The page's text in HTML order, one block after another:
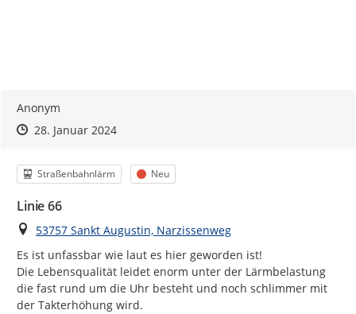
auch gern anonyme Hinweise entgegennehmen. Wenn Sie
sich trotzdem registrieren / anmelden möchten, hat das den
erhalten und Ihre Meldung nachträglich bearbeiten können.
Ihre Registrierung gilt für alle Beteiligungsmöglichkeiten, die
in diesem Portal angeboten werden.
Geben Sie uns z.B. Hinweise auf ein konkretes (lokales)
Lärmproblem oder bringen Sie sich mit konkreten
Vorschlägen zur Minderung einer Lärmbelastung ein.
Wir freuen uns über Ihren Beitrag!
Anonym
Zeitpunkt des Erstellens
Zeitpunkt des Erstellens
28. Januar 2024Zur Äußerung
Kategorie
Straßenbahnlärm Status
Neu
Linie 66
Ort
53757 Sankt Augustin, Narzissenweg
Es ist unfassbar wie laut es hier geworden ist!
Die Lebensqualität leidet enorm unter der Lärmbelastung
die fast rund um die Uhr besteht und noch schlimmer mit
der Takterhöhung wird.